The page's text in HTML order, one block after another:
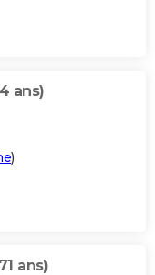
ans)
)
ans)